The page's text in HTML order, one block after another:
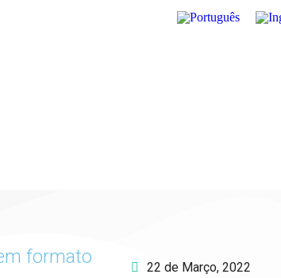
formato
22 de Março, 2022